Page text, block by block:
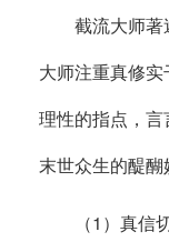
截流大师著
大师注重真修
理性的指点，
末世众生的醍醐
（1）真信切